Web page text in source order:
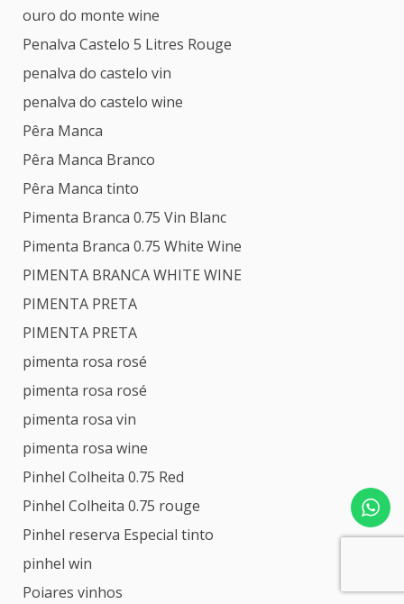
ouro do monte wine
Penalva Castelo 5 Litres Rouge
penalva do castelo vin
penalva do castelo wine
Pêra Manca
Pêra Manca Branco
Pêra Manca tinto
Pimenta Branca 0.75 Vin Blanc
Pimenta Branca 0.75 White Wine
PIMENTA BRANCA WHITE WINE
PIMENTA PRETA
PIMENTA PRETA
pimenta rosa rosé
pimenta rosa rosé
pimenta rosa vin
pimenta rosa wine
Pinhel Colheita 0.75 Red
Pinhel Colheita 0.75 rouge
Pinhel reserva Especial tinto
pinhel win
Poiares vinhos